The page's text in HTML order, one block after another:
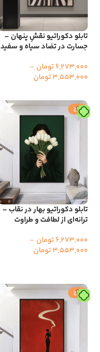
تابلو دکوراتیو نقشِ پنهان –
جسارت در تضاد سیاه و سفید
6,273,000تومان –
3,553,000تومان
حراج
تابلو دکوراتیو بهار در نقاب –
ترانه‌ای از لطافت و طراوت
6,273,000تومان –
3,553,000تومان
حراج